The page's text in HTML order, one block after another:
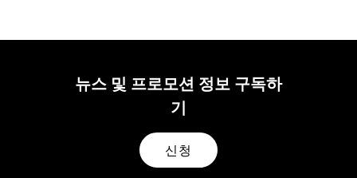
뉴스 및 프로모션 정보 구독하
기
신청